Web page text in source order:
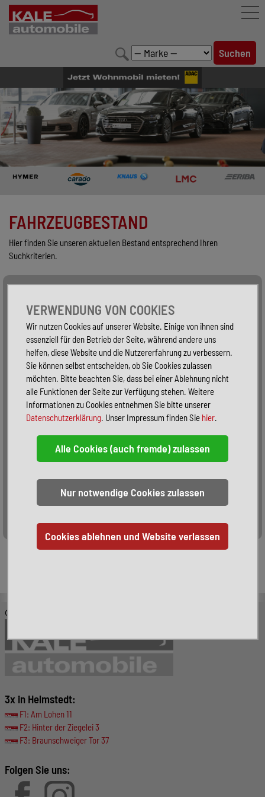
FAHRZEUGBESTAND
LEISTUNGEN
KONFIGURATOR
UNTERNEHMEN
FAHRZEUGBESTAND
Hier finden Sie unseren aktuellen Bestand entsprechend Ihren
Suchkriterien.
Alle Fahrzeuge
Sortieren:
© KALE-Automobile GmbH
3x in Helmstedt:
F1: Am Lohen 11
F2: Hinter der Ziegelei 3
F3: Braunschweiger Tor 37
Folgen Sie uns:
VERWENDUNG VON COOKIES
Wir nutzen Cookies auf unserer Website. Einige von ihnen sind
essenziell für den Betrieb der Seite, während andere uns
helfen, diese Website und die Nutzererfahrung zu verbessern.
Sie können selbst entscheiden, ob Sie Cookies zulassen
möchten. Bitte beachten Sie, dass bei einer Ablehnung nicht
alle Funktionen der Seite zur Verfügung stehen. Weitere
Informationen zu Cookies entnehmen Sie bitte unserer
Datenschutzerklärung. Unser Impressum finden Sie hier.